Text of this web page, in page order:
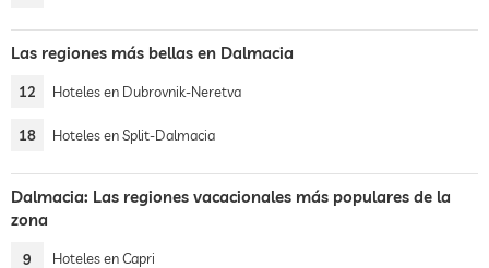
Las regiones más bellas en Dalmacia
12 Hoteles en Dubrovnik-Neretva
18 Hoteles en Split-Dalmacia
Dalmacia: Las regiones vacacionales más populares de la
zona
9 Hoteles en Capri